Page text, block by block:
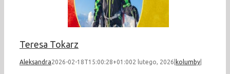
Teresa Tokarz
Aleksandra2026-02-18T15:00:28+01:002 lutego, 2026 kolumby